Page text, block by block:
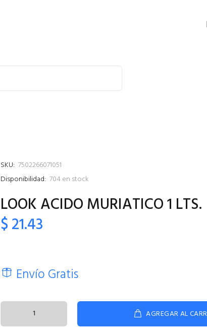
SKU: 7502266071051
Disponibilidad: 704en stock
LOOK ACIDO MURIATICO 1 LTS.
$ 21.43
Envío Gratis
AGREGAR AL